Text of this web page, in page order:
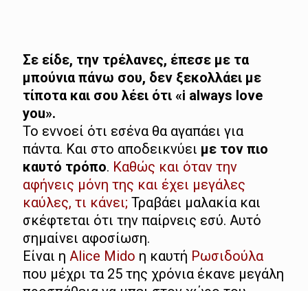
Σε είδε, την τρέλανες, έπεσε με τα
μπούνια πάνω σου, δεν ξεκολλάει με
τίποτα και σου λέει ότι «i always love
you».
Το εννοεί ότι εσένα θα αγαπάει για
πάντα. Και στο αποδεικνύει με τον πιο
καυτό τρόπο. Καθώς και όταν την
αφήνεις μόνη της και έχει μεγάλες
καύλες, τι κάνει; Τραβάει μαλακία και
σκέφτεται ότι την παίρνεις εσύ. Αυτό
σημαίνει αφοσίωση.
Είναι η Alice Mido η καυτή Ρωσιδούλα
που μέχρι τα 25 της χρόνια έκανε μεγάλη